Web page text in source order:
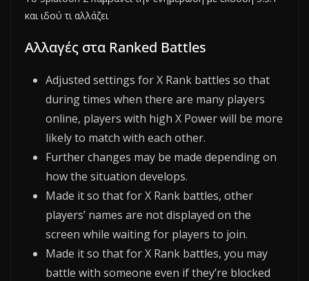
και ιδού τι αλλάζει
Αλλαγές στα Ranked Battles
Adjusted settings for X Rank battles so that
during times when there are many players
online, players with high X Power will be more
likely to match with each other.
Further changes may be made depending on
how the situation develops.
Made it so that for X Rank battles, other
players’ names are not displayed on the
screen while waiting for players to join.
Made it so that for X Rank battles, you may
battle with someone even if they’re blocked